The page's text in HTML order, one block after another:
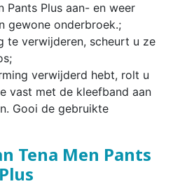
Pants Plus aan- en weer
gewone onderbroek.;
te verwijderen, scheurt u ze
verwijderd hebt, rolt u
vast met de kleefband aan
Gooi de gebruikte
Tena Men Pants
Plus